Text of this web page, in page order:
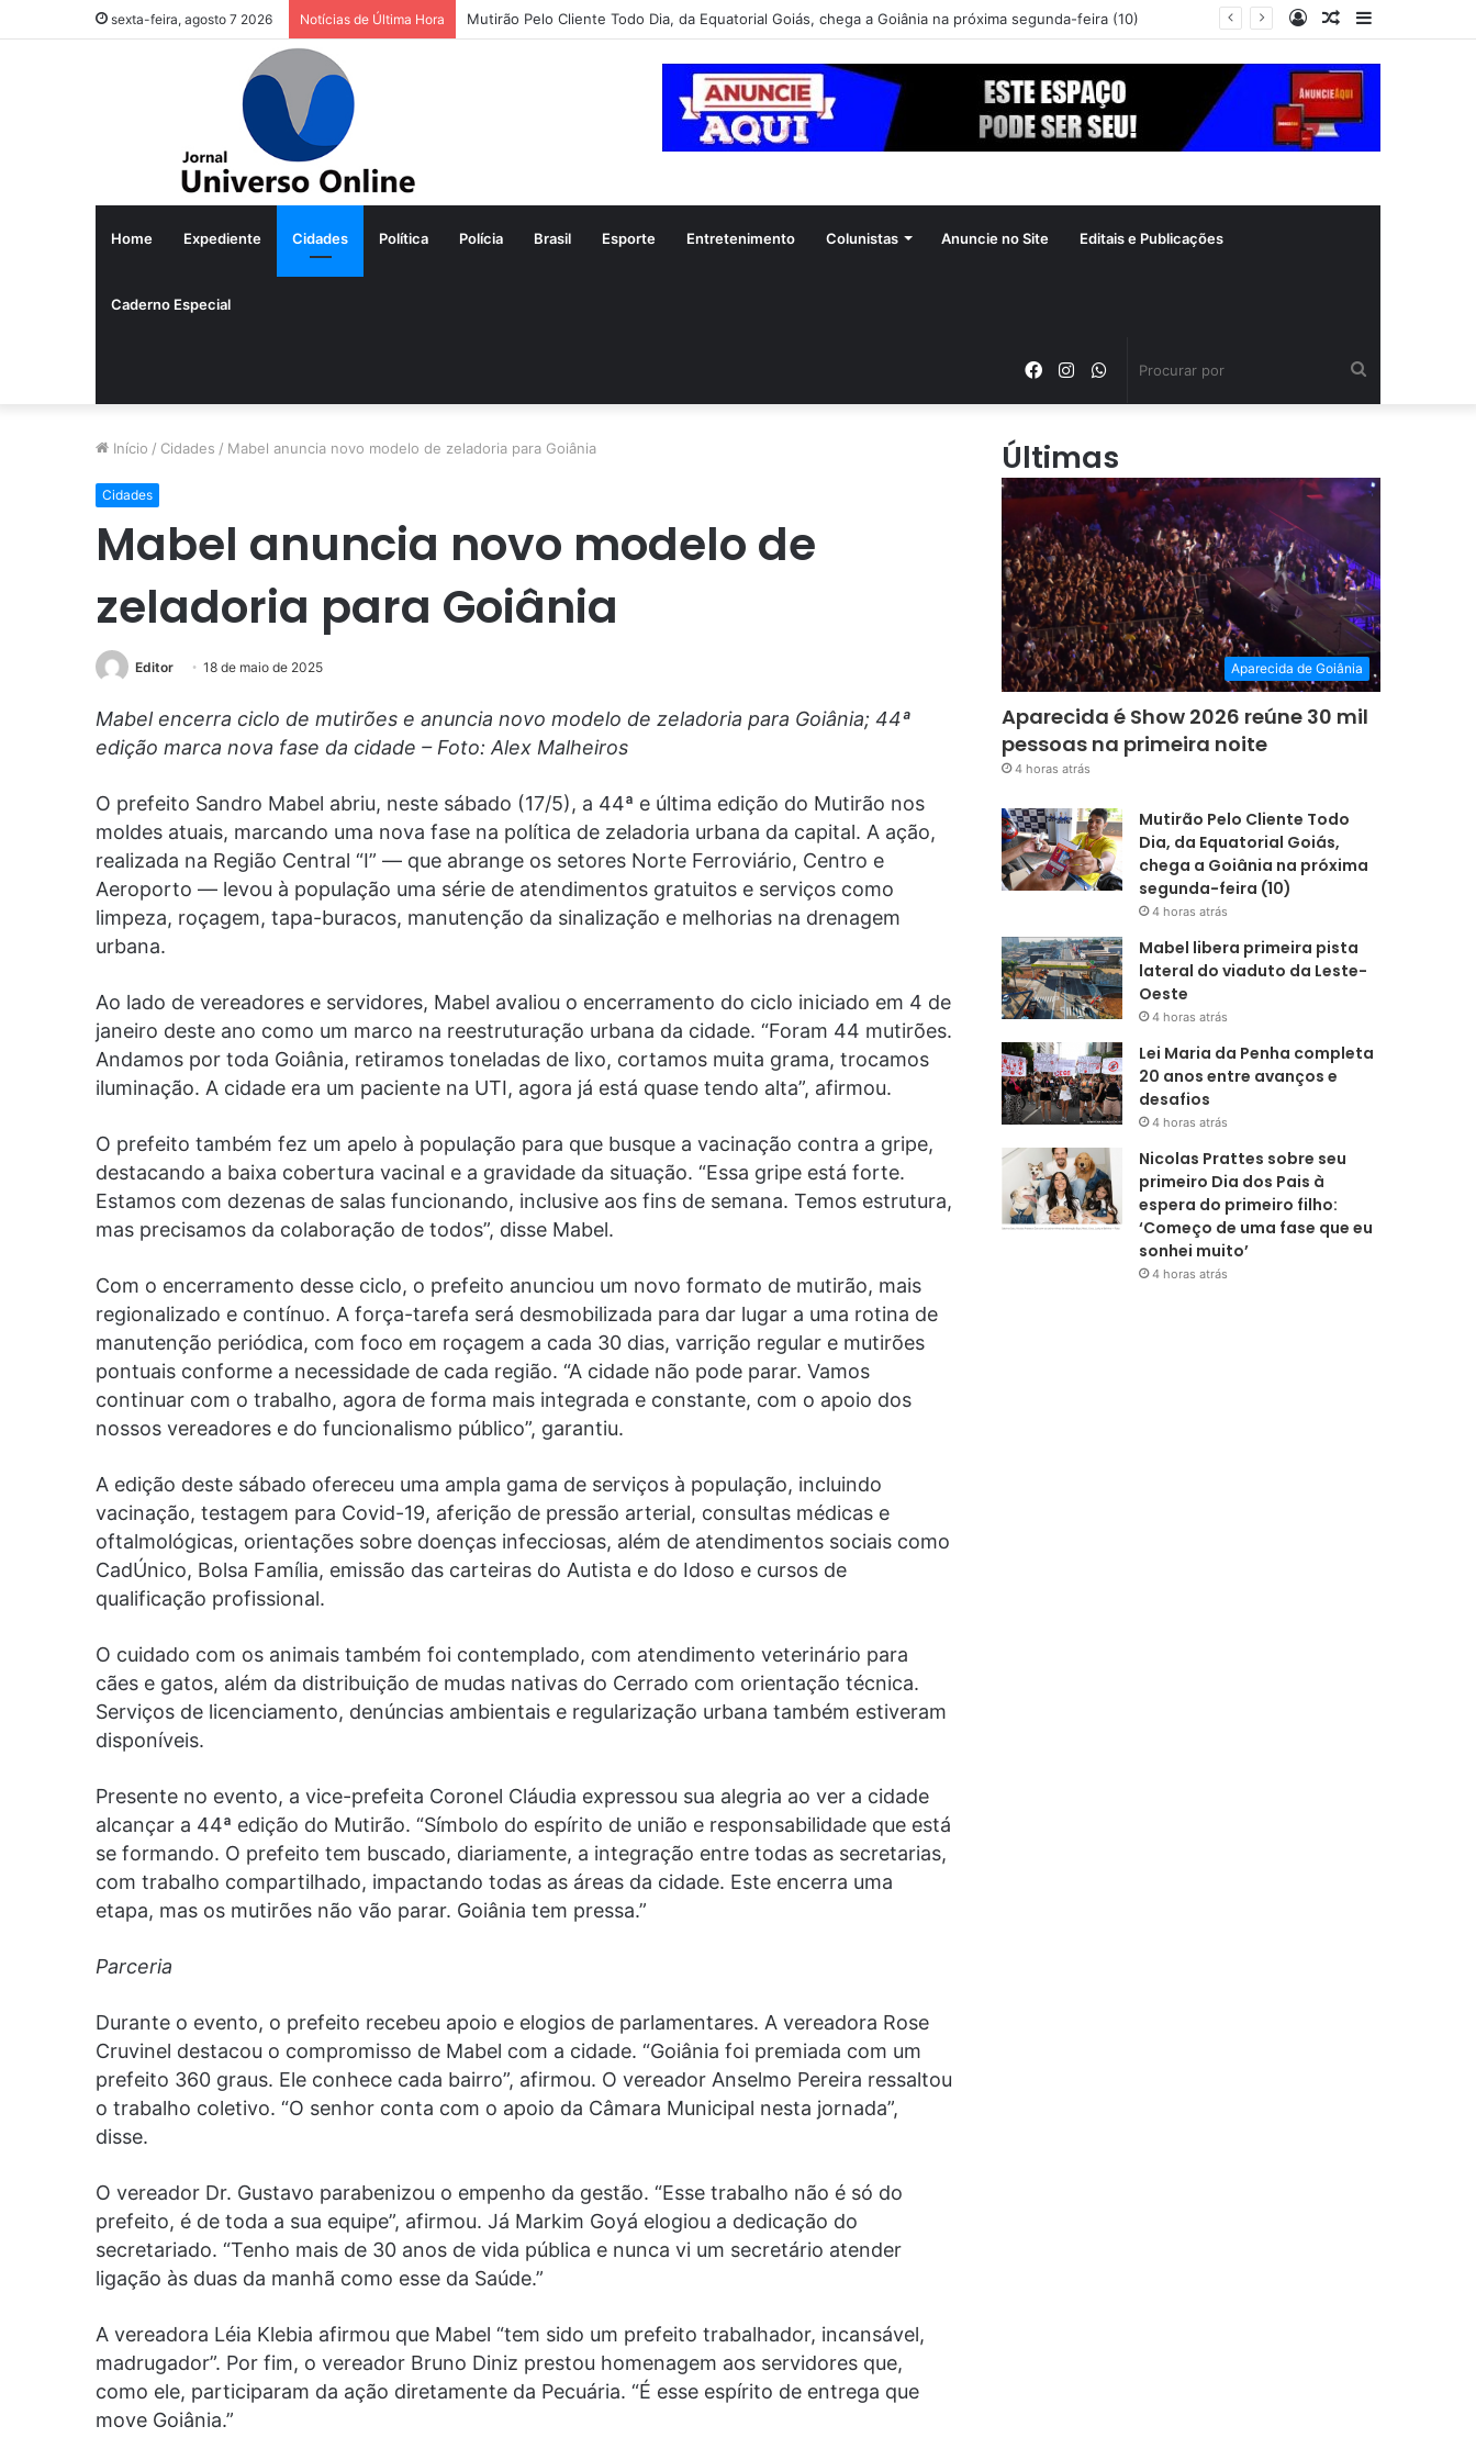
sexta-feira, agosto 7 2026 Notícias de Última Hora Mutirão Pelo Cliente Todo Dia, da Equatorial Goiás, chega a Goiânia na próxima segunda-feira (10)
Barra
Artigo
Entrar
Home Expediente Cidades Política Polícia Brasil Esporte Entretenimento Colunistas Anuncie no Site Editais e Publicações
Caderno Especial
WhatsApp
Instagram
Facebook
Início / Cidades / Mabel anuncia novo modelo de zeladoria para Goiânia
Cidades
Mabel anuncia novo modelo de
zeladoria para Goiânia
Editor 18 de maio de 2025
Mabel encerra ciclo de mutirões e anuncia novo modelo de zeladoria para Goiânia; 44ª
edição marca nova fase da cidade – Foto: Alex Malheiros
O prefeito Sandro Mabel abriu, neste sábado (17/5), a 44ª e última edição do Mutirão nos
moldes atuais, marcando uma nova fase na política de zeladoria urbana da capital. A ação,
realizada na Região Central “I” — que abrange os setores Norte Ferroviário, Centro e
Aeroporto — levou à população uma série de atendimentos gratuitos e serviços como
limpeza, roçagem, tapa-buracos, manutenção da sinalização e melhorias na drenagem
urbana.
Ao lado de vereadores e servidores, Mabel avaliou o encerramento do ciclo iniciado em 4 de
janeiro deste ano como um marco na reestruturação urbana da cidade. “Foram 44 mutirões.
Andamos por toda Goiânia, retiramos toneladas de lixo, cortamos muita grama, trocamos
iluminação. A cidade era um paciente na UTI, agora já está quase tendo alta”, afirmou.
O prefeito também fez um apelo à população para que busque a vacinação contra a gripe,
destacando a baixa cobertura vacinal e a gravidade da situação. “Essa gripe está forte.
Estamos com dezenas de salas funcionando, inclusive aos fins de semana. Temos estrutura,
mas precisamos da colaboração de todos”, disse Mabel.
Com o encerramento desse ciclo, o prefeito anunciou um novo formato de mutirão, mais
regionalizado e contínuo. A força-tarefa será desmobilizada para dar lugar a uma rotina de
manutenção periódica, com foco em roçagem a cada 30 dias, varrição regular e mutirões
pontuais conforme a necessidade de cada região. “A cidade não pode parar. Vamos
continuar com o trabalho, agora de forma mais integrada e constante, com o apoio dos
nossos vereadores e do funcionalismo público”, garantiu.
A edição deste sábado ofereceu uma ampla gama de serviços à população, incluindo
vacinação, testagem para Covid-19, aferição de pressão arterial, consultas médicas e
oftalmológicas, orientações sobre doenças infecciosas, além de atendimentos sociais como
CadÚnico, Bolsa Família, emissão das carteiras do Autista e do Idoso e cursos de
qualificação profissional.
O cuidado com os animais também foi contemplado, com atendimento veterinário para
cães e gatos, além da distribuição de mudas nativas do Cerrado com orientação técnica.
Serviços de licenciamento, denúncias ambientais e regularização urbana também estiveram
disponíveis.
Presente no evento, a vice-prefeita Coronel Cláudia expressou sua alegria ao ver a cidade
alcançar a 44ª edição do Mutirão. “Símbolo do espírito de união e responsabilidade que está
se formando. O prefeito tem buscado, diariamente, a integração entre todas as secretarias,
com trabalho compartilhado, impactando todas as áreas da cidade. Este encerra uma
etapa, mas os mutirões não vão parar. Goiânia tem pressa.”
Parceria
Durante o evento, o prefeito recebeu apoio e elogios de parlamentares. A vereadora Rose
Cruvinel destacou o compromisso de Mabel com a cidade. “Goiânia foi premiada com um
prefeito 360 graus. Ele conhece cada bairro”, afirmou. O vereador Anselmo Pereira ressaltou
o trabalho coletivo. “O senhor conta com o apoio da Câmara Municipal nesta jornada”,
disse.
O vereador Dr. Gustavo parabenizou o empenho da gestão. “Esse trabalho não é só do
prefeito, é de toda a sua equipe”, afirmou. Já Markim Goyá elogiou a dedicação do
secretariado. “Tenho mais de 30 anos de vida pública e nunca vi um secretário atender
ligação às duas da manhã como esse da Saúde.”
A vereadora Léia Klebia afirmou que Mabel “tem sido um prefeito trabalhador, incansável,
madrugador”. Por fim, o vereador Bruno Diniz prestou homenagem aos servidores que,
como ele, participaram da ação diretamente da Pecuária. “É esse espírito de entrega que
move Goiânia.”
Últimas
Aparecida de Goiânia
Aparecida é Show 2026 reúne 30 mil
pessoas na primeira noite
4 horas atrás
Mutirão Pelo Cliente Todo
Dia, da Equatorial Goiás,
chega a Goiânia na próxima
segunda-feira (10)
4 horas atrás
Mabel libera primeira pista
lateral do viaduto da Leste-
Oeste
4 horas atrás
Lei Maria da Penha completa
20 anos entre avanços e
desafios
4 horas atrás
Nicolas Prattes sobre seu
primeiro Dia dos Pais à
espera do primeiro filho:
‘Começo de uma fase que eu
sonhei muito’
4 horas atrás